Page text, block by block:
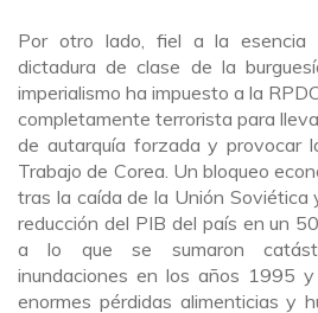
Por otro lado, fiel a la esencia
dictadura de clase de la
imperialismo ha impuesto a la
completamente terrorista para
de autarquía forzada y provocar
Trabajo de Corea. Un bloqueo
tras la caída de la Unión Soviética
reducción del PIB del país en un
a lo que se sumaron
inundaciones en los años 1995
enormes pérdidas alimenticias y